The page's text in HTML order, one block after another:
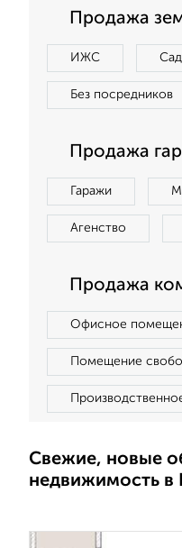
Продажа
ИЖС
Без посредников
Продажа
Гаражи
Агенство
Продажа
Офисное
Помещение
Свежие, новые
недвижимость в